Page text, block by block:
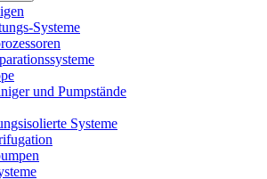
Systeme
und Pumpstände
Systeme